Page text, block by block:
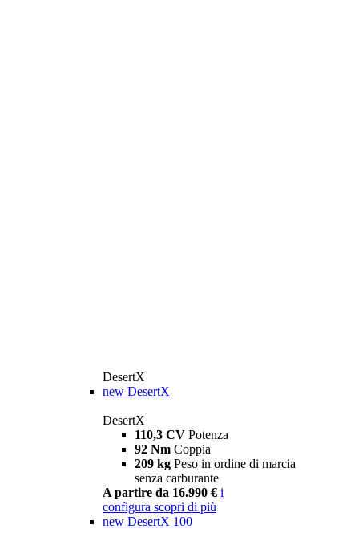
DesertX
new DesertX
DesertX
110,3 CV Potenza
92 Nm Coppia
209 kg Peso in ordine di marcia
senza carburante
A partire da 16.990 € i
configura scopri di più
new DesertX 100